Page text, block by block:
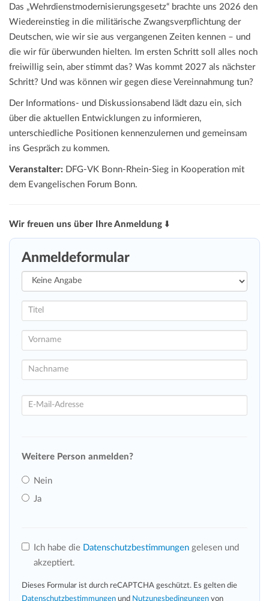
Das „Wehrdienstmodernisierungsgesetz“ brachte uns 2026 den
Wiedereinstieg in die militärische Zwangsverpflichtung der
Deutschen, wie wir sie aus vergangenen Zeiten kennen – und
die wir für überwunden hielten. Im ersten Schritt soll alles noch
freiwillig sein, aber stimmt das? Was kommt 2027 als nächster
Schritt? Und was können wir gegen diese Vereinnahmung tun?
Der Informations- und Diskussionsabend lädt dazu ein, sich
über die aktuellen Entwicklungen zu informieren,
unterschiedliche Positionen kennenzulernen und gemeinsam
ins Gespräch zu kommen.
Veranstalter: DFG-VK Bonn-Rhein-Sieg in Kooperation mit
dem Evangelischen Forum Bonn.
Wir freuen uns über Ihre Anmeldung ⬇️
Anmeldeformular
Weitere Person anmelden?
Nein
Ja
Ich habe die Datenschutzbestimmungen gelesen und
akzeptiert.
Dieses Formular ist durch reCAPTCHA geschützt. Es gelten die
Datenschutzbestimmungen und Nutzungsbedingungen von